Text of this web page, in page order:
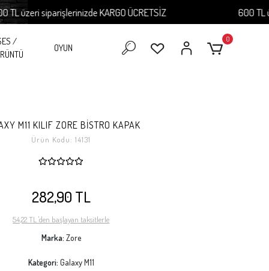
siparişlerinizde KARGO ÜCRETSİZ 600 TL üzeri
/
OYUN
0
M11 KILIF ZORE BİSTRO KAPAK
Ürün Kodu:14131
282,90 TL
54,22 TL 'den başlayan taksitlerle
Marka: Zore
Kategori: Galaxy M11